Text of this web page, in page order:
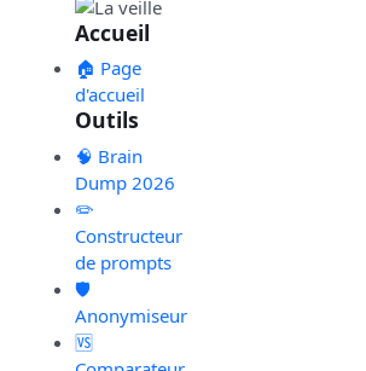
Accueil
🏠 Page
d'accueil
Outils
🧠 Brain
Dump 2026
✏️
Constructeur
de prompts
🛡️
Anonymiseur
🆚